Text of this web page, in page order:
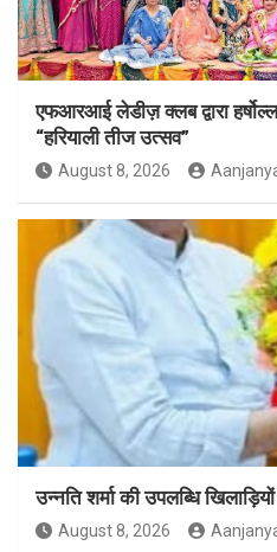
एफआरआई लेडीज़ क्लब द्वारा
“हरियाली तीज उत्सव”
August 8, 2026
उन्नति शर्मा की उपलब्धि
August 8, 2026